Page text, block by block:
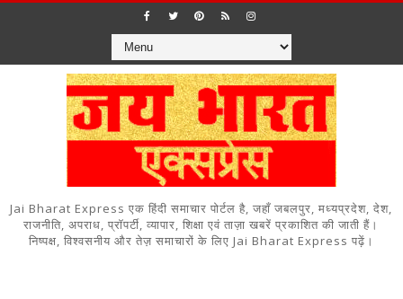
Jai Bharat Express एक हिंदी समाचार पोर्टल है, जहाँ जबलपुर, मध्यप्रदेश, देश,
राजनीति, अपराध, प्रॉपर्टी, व्यापार, शिक्षा एवं ताज़ा खबरें प्रकाशित की जाती हैं।
निष्पक्ष, विश्वसनीय और तेज़ समाचारों के लिए Jai Bharat Express पढ़ें।